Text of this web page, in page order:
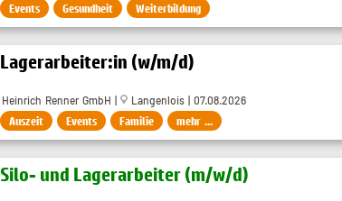
Events Gesundheit Weiterbildung
Lagerarbeiter:in (w/m/d)
Heinrich Renner GmbH | Langenlois | 07.08.2026
Auszeit Events Familie mehr ...
Silo- und Lagerarbeiter (m/w/d)